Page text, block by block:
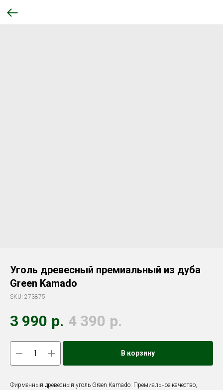
Уголь древесный премиальный из дуба
Green Kamado
SKU: 273875
3 990 р. 4 390 р.
В корзину
Фирменный древесный уголь Green Kamado. Премиальное качество,